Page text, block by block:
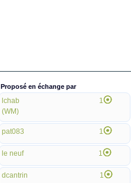
Proposé en échange par
lchab
(WM)
1
pat083 1
le neuf 1
dcantrin 1